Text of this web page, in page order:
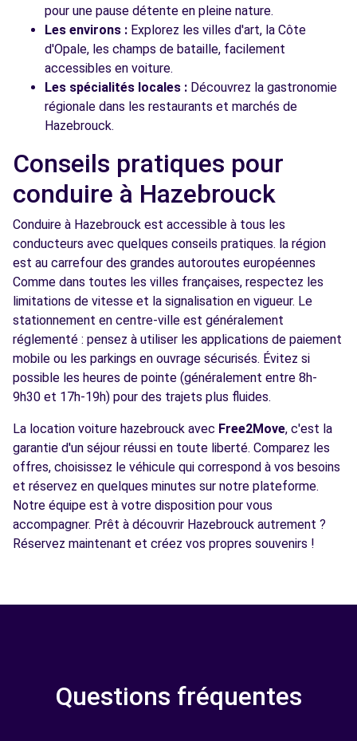
pour une pause détente en pleine nature.
Les environs : Explorez les villes d'art, la Côte
d'Opale, les champs de bataille, facilement
accessibles en voiture.
Les spécialités locales : Découvrez la gastronomie
régionale dans les restaurants et marchés de
Hazebrouck.
Conseils pratiques pour
conduire à Hazebrouck
Conduire à Hazebrouck est accessible à tous les
conducteurs avec quelques conseils pratiques. la région
est au carrefour des grandes autoroutes européennes
Comme dans toutes les villes françaises, respectez les
limitations de vitesse et la signalisation en vigueur. Le
stationnement en centre-ville est généralement
réglementé : pensez à utiliser les applications de paiement
mobile ou les parkings en ouvrage sécurisés. Évitez si
possible les heures de pointe (généralement entre 8h-
9h30 et 17h-19h) pour des trajets plus fluides.
La location voiture hazebrouck avec Free2Move, c'est la
garantie d'un séjour réussi en toute liberté. Comparez les
offres, choisissez le véhicule qui correspond à vos besoins
et réservez en quelques minutes sur notre plateforme.
Notre équipe est à votre disposition pour vous
accompagner. Prêt à découvrir Hazebrouck autrement ?
Réservez maintenant et créez vos propres souvenirs !
Questions fréquentes